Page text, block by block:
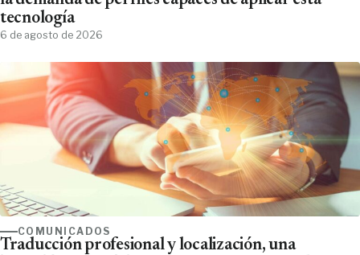
tecnología
6 de agosto de 2026
COMUNICADOS
Traducción profesional y localización, una